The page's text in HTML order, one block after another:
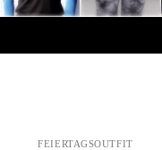
FEIERTAGSOUTFIT